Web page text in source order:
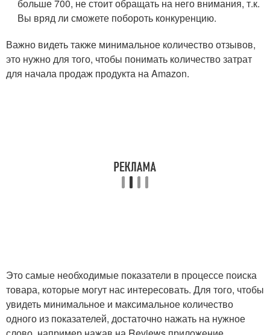
больше 700, не стоит обращать на него внимания, т.к.
Вы вряд ли сможете побороть конкуренцию.
Важно видеть также минимальное количество отзывов,
это нужно для того, чтобы понимать количество затрат
для начала продаж продукта на Amazon.
Это самые необходимые показатели в процессе поиска
товара, которые могут нас интересовать. Для того, чтобы
увидеть минимальное и максимальное количество
одного из показателей, достаточно нажать на нужное